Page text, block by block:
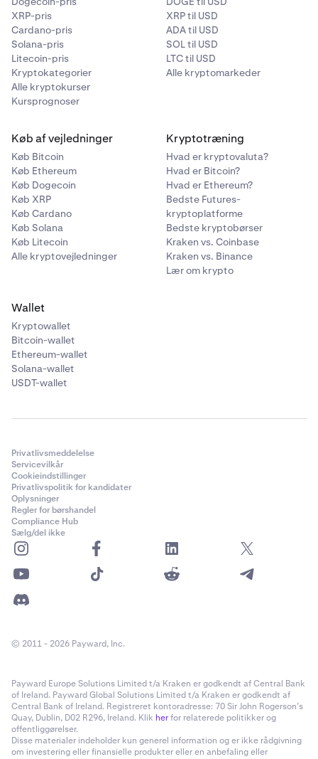
XRP-pris
Cardano-pris
Solana-pris
Litecoin-pris
Kryptokategorier
Alle kryptokurser
Kursprognoser
XRP til USD
ADA til USD
SOL til USD
LTC til USD
Alle kryptomarkeder
Køb af vejledninger
Køb Bitcoin
Køb Ethereum
Køb Dogecoin
Køb XRP
Køb Cardano
Køb Solana
Køb Litecoin
Alle kryptovejledninger
Kryptotræning
Hvad er kryptovaluta?
Hvad er Bitcoin?
Hvad er Ethereum?
Bedste Futures-
kryptoplatforme
Bedste kryptobørser
Kraken vs. Coinbase
Kraken vs. Binance
Lær om krypto
Wallet
Kryptowallet
Bitcoin-wallet
Ethereum-wallet
Solana-wallet
USDT-wallet
Privatlivsmeddelelse
Servicevilkår
Cookieindstillinger
Privatlivspolitik for kandidater
Oplysninger
Regler for børshandel
Compliance Hub
Sælg/del ikke
© 2011 - 2026 Payward, Inc.
Payward Europe Solutions Limited t/a Kraken er godkendt af Central Bank
of Ireland. Payward Global Solutions Limited t/a Kraken er godkendt af
Central Bank of Ireland. Registreret kontoradresse: 70 Sir John Rogerson’s
Quay, Dublin, D02 R296, Ireland. Klik herfor relaterede politikker og
offentliggørelser.
Disse materialer indeholder kun generel information og er ikke rådgivning
om investering eller finansielle produkter eller en anbefaling eller